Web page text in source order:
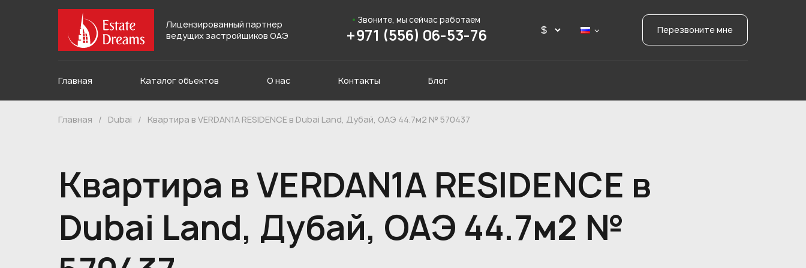
Лицензированный партнер
ведущих застройщиков ОАЭ
Звоните, мы сейчас работаем
+971 (556) 06-53-76 Перезвоните мне
Главная Каталог объектов О нас Контакты Блог
Главная / Dubai / Квартира в VERDAN1A RESIDENCE в Dubai Land, Дубай, ОАЭ 44.7м2 № 570437
Квартира в VERDAN1A RESIDENCE в
Dubai Land, Дубай, ОАЭ 44.7м2 №